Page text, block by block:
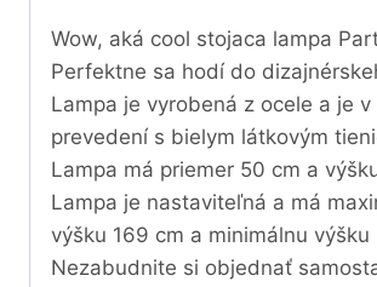
Wow, aká cool stojaca lampa
Perfektne sa hodí do
Lampa je vyrobená z ocele a je
prevedení s bielym látkovým
Lampa má priemer 50 cm a
Lampa je nastaviteľná a má
výšku 169 cm a minimálnu výšku
Nezabudnite si objednať